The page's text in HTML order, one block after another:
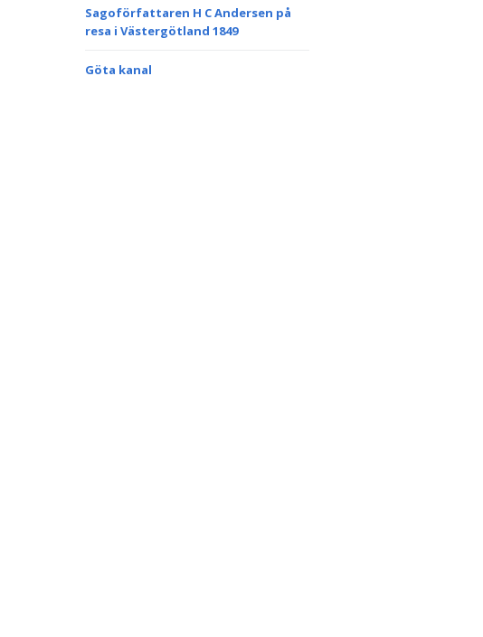
Sagoförfattaren H C Andersen på
resa i Västergötland 1849
Göta kanal